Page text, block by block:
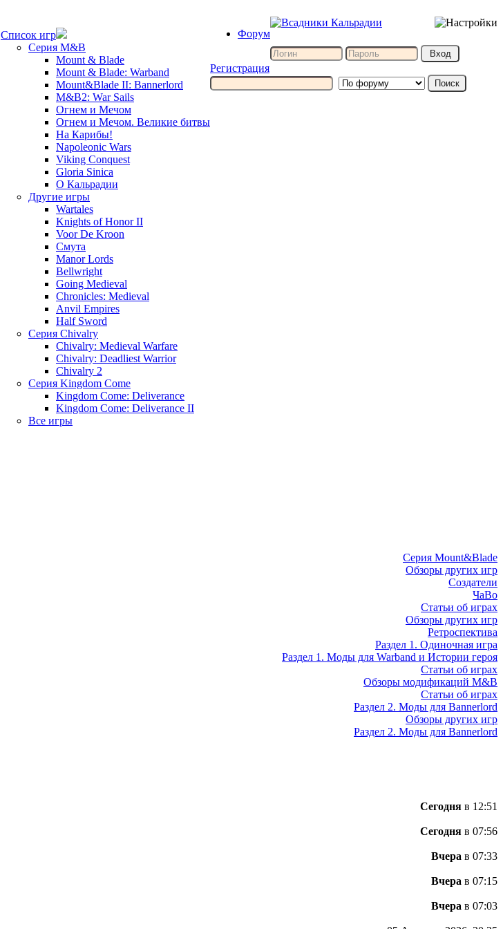
Список игр
Серия M&B
Mount & Blade
Mount & Blade: Warband
Mount&Blade II: Bannerlord
M&B2: War Sails
Огнем и Мечом
Огнем и Мечом. Великие битвы
На Карибы!
Napoleonic Wars
Viking Conquest
Gloria Sinica
О Кальрадии
Другие игры
Wartales
Knights of Honor II
Voor De Kroon
Смута
Manor Lords
Bellwright
Going Medieval
Chronicles: Medieval
Anvil Empires
Half Sword
Серия Chivalry
Chivalry: Medieval Warfare
Chivalry: Deadliest Warrior
Chivalry 2
Серия Kingdom Come
Kingdom Come: Deliverance
Kingdom Come: Deliverance II
Все игры
Форум
Регистрация
Серия Mount&Blade
Обзоры других игр
Создатели
ЧаВо
Статьи об играх
Обзоры других игр
Ретроспектива
Раздел 1. Одиночная игра
Раздел 1. Моды для Warband и Истории героя
Статьи об играх
Обзоры модификаций M&B
Статьи об играх
Раздел 2. Моды для Bannerlord
Обзоры других игр
Раздел 2. Моды для Bannerlord
Сегодня в 12:51
Сегодня в 07:56
Вчера в 07:33
Вчера в 07:15
Вчера в 07:03